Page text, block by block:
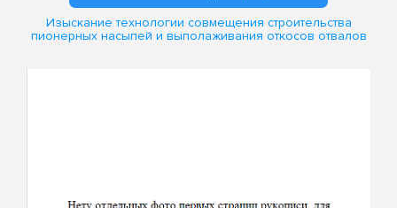
Изыскание технологии совмещения строительства
пионерных насыпей и выполаживания откосов отвалов